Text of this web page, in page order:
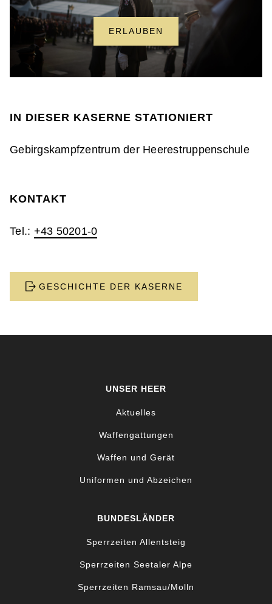
ERLAUBEN
IN DIESER KASERNE STATIONIERT
Gebirgskampfzentrum der Heerestruppenschule
KONTAKT
Tel.: +43 50201-0
GESCHICHTE DER KASERNE
UNSER HEER
Aktuelles
Waffengattungen
Waffen und Gerät
Uniformen und Abzeichen
BUNDESLÄNDER
Sperrzeiten Allentsteig
Sperrzeiten Seetaler Alpe
Sperrzeiten Ramsau/Molln